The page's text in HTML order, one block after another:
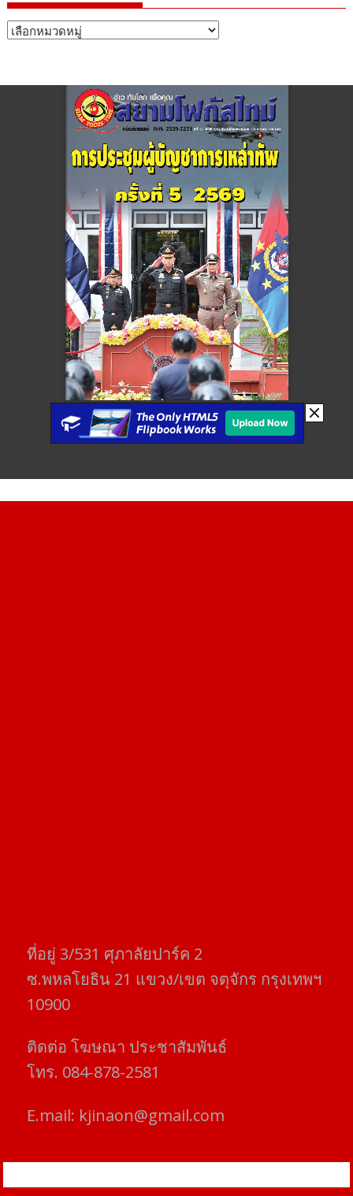
หมวด
ที่อยู่​ 3/531​ ศุภาลัยปาร์ค​ 2
ซ.พหลโยธิน​ 21​ แขวง/เขต​ จตุจักร​ กรุงเทพฯ
10900
ติดต่อ​ โฆษณา​ ประชาสัมพันธ์
โทร​. 084-878-2581
E.mail: kjinaon@gmail.com